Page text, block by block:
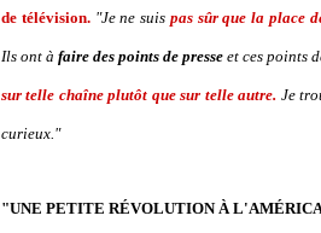
de télévision. "Je ne suis pas sûr que la place
Ils ont à faire des points de presse et ces points
sur telle chaîne plutôt que sur telle autre. Je
curieux."
"UNE PETITE RÉVOLUTION À